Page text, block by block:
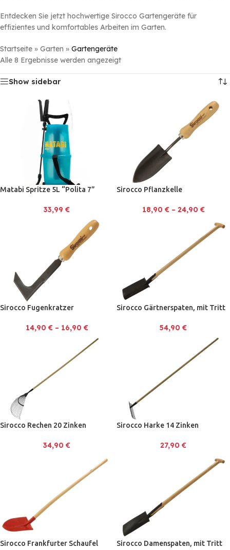
Entdecken Sie jetzt hochwertige Sirocco Gartengeräte für
effizientes und komfortables Arbeiten im Garten.
Startseite » Garten » Gartengeräte
Alle 8 Ergebnisse werden angezeigt
Show sidebar
Matabi Spritze 5L “Polita 7”
33,99 €
Sirocco Pflanzkelle
18,90 €– 24,90 €
Sirocco Fugenkratzer
14,90 €– 16,90 €
Sirocco Gärtnerspaten, mit Tritt
54,90 €
Sirocco Rechen 20 Zinken
34,90 €
Sirocco Harke 14 Zinken
27,90 €
Sirocco Frankfurter Schaufel Sirocco Damenspaten, mit Tritt